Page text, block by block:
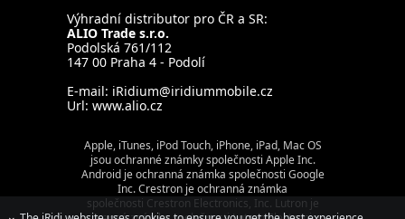
Výhradní distributor pro ČR a SR:
ALIO Trade s.r.o.
Podolská 761/112
147 00 Praha 4 - Podolí
E-mail: iRidium@iridiummobile.cz
Url: www.alio.cz
Apple, iTunes, iPod Touch, iPhone, iPad, Mac OS
jsou ochranné známky společnosti Apple Inc.
Android je ochranná známka společnosti Google
Inc. Crestron je ochranná známka
společnosti Crestron Electronics, Inc. Lutron je